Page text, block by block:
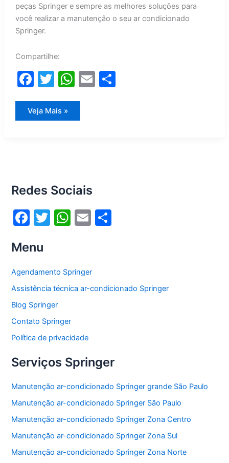
peças Springer e sempre as melhores soluções para
você realizar a manutenção o seu ar condicionado
Springer.
Compartilhe:
F
c
k
T
itt
W E S
Manutenção
Veja Mais »
Redes Sociais
F
c
e
b
o
o
k
T
er
W
s
A
p
E
l
Menu
Agendamento Springer
Assistência técnica ar-condicionado Springer
Blog Springer
Contato Springer
Política de privacidade
Serviços Springer
Manutenção ar-condicionado Springer grande São Paulo
Manutenção ar-condicionado Springer São Paulo
Manutenção ar-condicionado Springer Zona Centro
Manutenção ar-condicionado Springer Zona Sul
Manutenção ar-condicionado Springer Zona Norte